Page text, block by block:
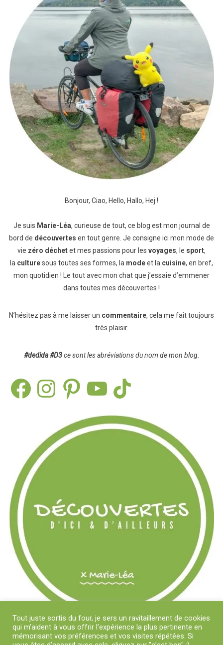
Bonjour, Ciao, Hello, Hallo, Hej !
Je suis Marie-Léa, curieuse de tout, ce blog est mon journal de
bord de découvertes en tout genre. Je consigne ici mon mode de
vie zéro déchetet mes passions pour les voyages, le sport,
la culturesous toutes ses formes, la modeet la cuisine, en bref,
mon quotidien ! Le tout avec mon chat que j’essaie d’emmener
dans toutes mes découvertes !
N’hésitez pas à me laisser un commentaire, cela me fait toujours
très plaisir.
#dedida #D3ce sont les abréviations du nom de mon blog.
FacebookInstagramPinterest TikTok
Tout juste sortis du four, je sers un ravitaillement de cookies
qui m’aident à vous offrir l’expérience la plus pertinente en
mémorisant vos préférences et vos visites répétées. Si